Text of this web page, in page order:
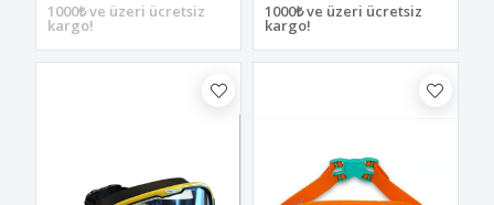
1000₺ ve üzeri ücretsiz
kargo!
1000₺ ve üzeri ücretsiz
kargo!